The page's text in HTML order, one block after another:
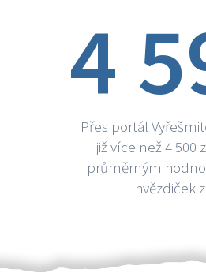
4
Přes portál
již více než 4 500
průměrným
hvězdiček